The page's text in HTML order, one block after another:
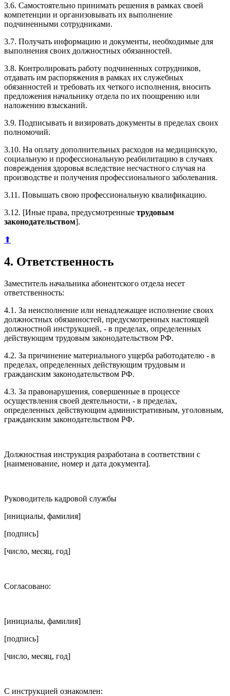
3.6. Самостоятельно принимать решения в рамках своей
компетенции и организовывать их выполнение
подчиненными сотрудниками.
3.7. Получать информацию и документы, необходимые для
выполнения своих должностных обязанностей.
3.8. Контролировать работу подчиненных сотрудников,
отдавать им распоряжения в рамках их служебных
обязанностей и требовать их четкого исполнения, вносить
предложения начальнику отдела по их поощрению или
наложению взысканий.
3.9. Подписывать и визировать документы в пределах своих
полномочий.
3.10. На оплату дополнительных расходов на медицинскую,
социальную и профессиональную реабилитацию в случаях
повреждения здоровья вследствие несчастного случая на
производстве и получения профессионального заболевания.
3.11. Повышать свою профессиональную квалификацию.
3.12. [Иные права, предусмотренные трудовым
законодательством].
⬆
4. Ответственность
Заместитель начальника абонентского отдела несет
ответственность:
4.1. За неисполнение или ненадлежащее исполнение своих
должностных обязанностей, предусмотренных настоящей
должностной инструкцией, - в пределах, определенных
действующим трудовым законодательством РФ.
4.2. За причинение материального ущерба работодателю - в
пределах, определенных действующим трудовым и
гражданским законодательством РФ.
4.3. За правонарушения, совершенные в процессе
осуществления своей деятельности, - в пределах,
определенных действующим административным, уголовным,
гражданским законодательством РФ.
Должностная инструкция разработана в соответствии с
[наименование, номер и дата документа].
Руководитель кадровой службы
[инициалы, фамилия]
[подпись]
[число, месяц, год]
Согласовано:
[инициалы, фамилия]
[подпись]
[число, месяц, год]
С инструкцией ознакомлен: